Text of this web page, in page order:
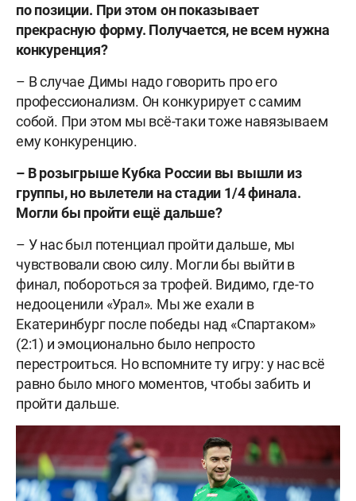
по позиции. При этом он показывает
прекрасную форму. Получается, не всем нужна
конкуренция?
– В случае Димы надо говорить про его
профессионализм. Он конкурирует с самим
собой. При этом мы всё-таки тоже навязываем
ему конкуренцию.
– В розыгрыше Кубка России вы вышли из
группы, но вылетели на стадии 1/4 финала.
Могли бы пройти ещё дальше?
– У нас был потенциал пройти дальше, мы
чувствовали свою силу. Могли бы выйти в
финал, побороться за трофей. Видимо, где-то
недооценили «Урал». Мы же ехали в
Екатеринбург после победы над «Спартаком»
(2:1) и эмоционально было непросто
перестроиться. Но вспомните ту игру: у нас всё
равно было много моментов, чтобы забить и
пройти дальше.